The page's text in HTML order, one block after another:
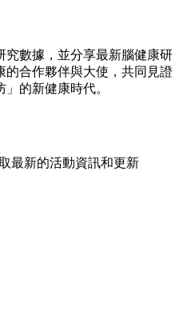
究數據，並分享最新腦健康研
的合作夥伴與大使，共同見證
的新健康時代。
最新的活動資訊和更新